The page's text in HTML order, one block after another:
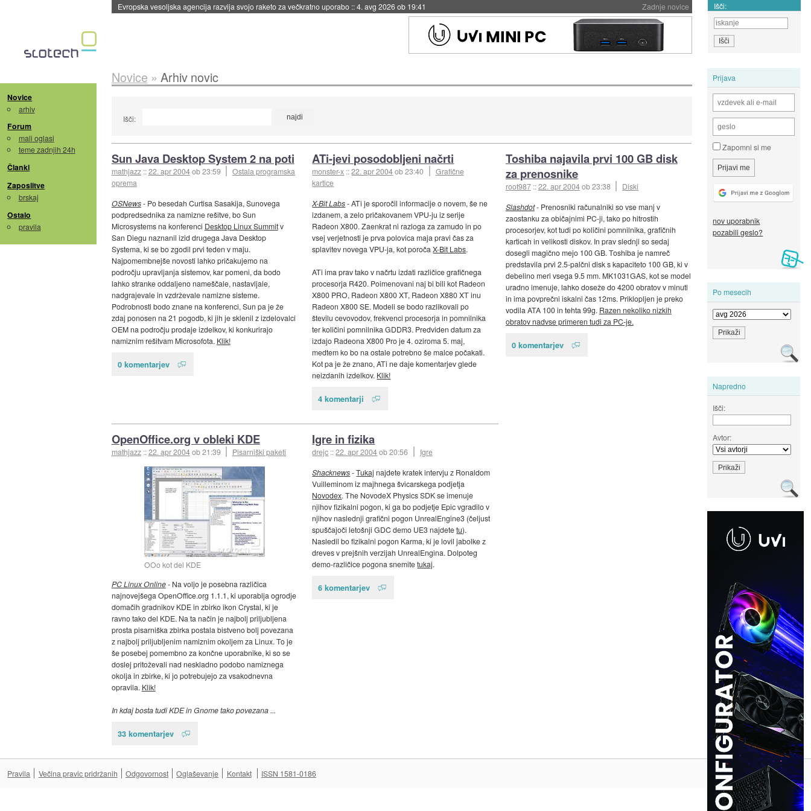
Zadnje novice
Evropska vesoljska agencija razvija svojo raketo za večkratno uporabo ::4. avg 2026 ob 19:41 Išči:
Novice
arhiv
Forum
mali oglasi
teme zadnjih 24h
Članki
Zaposlitve
brskaj
Ostalo
pravila
Prijava
Zapomni si me
nov uporabnik
pozabili geslo?
Po mesecih
Napredno
Išči:
Avtor:
Novice » Arhiv novic
Išči:
Sun Java Desktop System 2 na poti
mathjazz ::22. apr 2004ob 23:59
Ostala programska
oprema
OSNews- Po besedah Curtisa Sasakija, Sunovega
podpredsednika za namizne rešitve, bo Sun
Microsystems na konferenci Desktop Linux Summitv
San Diegu naznanil izid drugega Java Desktop
Systema, ki se bo zgodil prvi teden v maju.
Najpomembnejše novosti lahko pričakujemo na
področju upravljanja sistemov, kar pomeni, da bodo
lahko stranke oddaljeno nameščale, nastavljale,
nadgrajevale in vzdrževale namizne sisteme.
Podrobnosti bodo znane na konferenci, Sun pa je že
zdaj ponosen na 21 pogodb, ki jih je sklenil z izdelovalci
OEM na področju prodaje izdelkov, ki konkurirajo
namiznim rešitvam Microsofota. Klik!
0 komentarjev
ATi-jevi posodobljeni načrti
monster-x ::22. apr 2004ob 23:40
Grafične
kartice
X-Bit Labs- ATi je sporočil informacije o novem, še ne
izdanem, a zelo pričakovanem VPU-ju iz serije
Radeon X800. Zaenkrat ni razloga za zamudo in po
vsej verjetnosti je prva polovica maja pravi čas za
splavitev novega VPU-ja, kot poročaX-Bit Labs.
ATi ima prav tako v načrtu izdati različice grafičnega
procesorja R420. Poimenovani naj bi bili kot Radeon
X800 PRO, Radeon X800 XT, Radeon X880 XT inu
Radeon X800 SE. Modeli se bodo razlikovali po
številu cevovodov, frekvenci procesorja in pomnilnika
ter količini pomnilnika GDDR3. Predviden datum za
izdajo Radeona X800 Pro je 4. oziroma 5. maj,
medtem ko bo na ostale potrebno še malce počakati.
Kot pa je že znano, ATi ne daje komentarjev glede
neizdanih izdelkov. Klik!
4 komentarji
Toshiba najavila prvi 100 GB disk
za prenosnike
root987 ::22. apr 2004ob 23:38
Diski
Slashdot- Prenosniki računalniki so vse manj v
zaostanku za običajnimi PC-ji, tako po hitrostih
procesorjev, kot tudi po količini pomnilnika, grafičnih
karticah in velikosti diskov. In prav slednji so sedaj
dosegli magično mejo 100 GB. Toshiba je namreč
predstavila prvi 2.5-palčni disk s kapaciteto 100 GB, ki v
debelino meri vsega 9.5 mm. MK1031GAS, kot se model
uradno imenuje, lahko doseže do 4200 obratov v minuti
in ima povprečni iskalni čas 12ms. Priklopljen je preko
vodila ATA 100 in tehta 99g. Razen nekoliko nizkih
obratov nadvse primeren tudi za PC-je.
0 komentarjev
OpenOffice.org v obleki KDE
mathjazz ::22. apr 2004ob 21:39 Pisarniški paketi
OOo kot del KDE
PC Linux Online- Na voljo je posebna različica
najnovejšega OpenOffice.org 1.1.1, ki uporablja ogrodje
domačih gradnikov KDE in zbirko ikon Crystal, ki je
ravno tako del KDE. Na ta način je najbolj priljubljena
prosta pisarniška zbirka postala bistveno bolj povezana
z najbolj priljubljenim namiznim okoljem za Linux. To je
še posebej pomembno za končne uporabnike, ki so se
doslej pritoževali nad neskladno podobo namiznega
okolja in zbirke, ki jo potrebujejo za vsakodnevna
opravila. Klik!
In kdaj bosta tudi KDE in Gnome tako povezana ...
33 komentarjev
Igre in fizika
drejc ::22. apr 2004ob 20:56
Igre
Shacknews-Tukaj najdete kratek intervju z Ronaldom
Vuilleminom iz majhnega švicarskega podjetja
Novodex. The NovodeX Physics SDK se imenuje
njihov fizikalni pogon, ki ga bo podjetje Epic vgradilo v
njihov naslednji grafični pogon UnrealEngine3 (čeljust
spuščajoči letošnji GDC demo UE3 najdetetu).
Nasledil bo fizikalni pogon Karma, ki je lovil jabolke z
dreves v prejšnih verzijah UnrealEngina. Dolpoteg
demo-različice pogona snemitetukaj.
6 komentarjev
Na vrh ^
Pravila Večina pravic pridržanih Odgovornost Oglaševanje Kontakt ISSN 1581-0186